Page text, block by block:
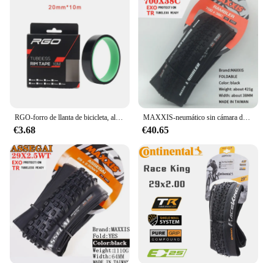
RGO-forro de llanta de bicicleta, almohadilla de llanta sin cámara de 20-37MM, para ciclismo al aire libre
€3.68
MAXXIS-neumático sin cámara de bicicleta, accesorio para carreras de grava/aventura y Dirt Road, 700x3, 8C/40C/45C/50C 650x 47b 27,5x1,5
€40.65